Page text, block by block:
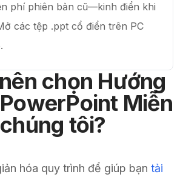
phí phiên bản cũ—kinh điển khi
các tệp .ppt cổ điển trên PC
chọn Hướng
Miễn
tôi?
hóa quy trình để giúp bạn tải